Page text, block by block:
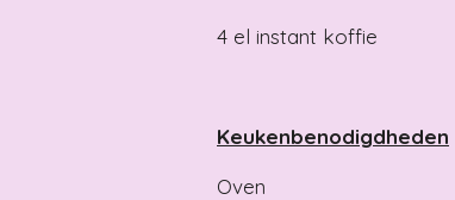
4 el instant koffie
Keukenbenodigdheden
Oven